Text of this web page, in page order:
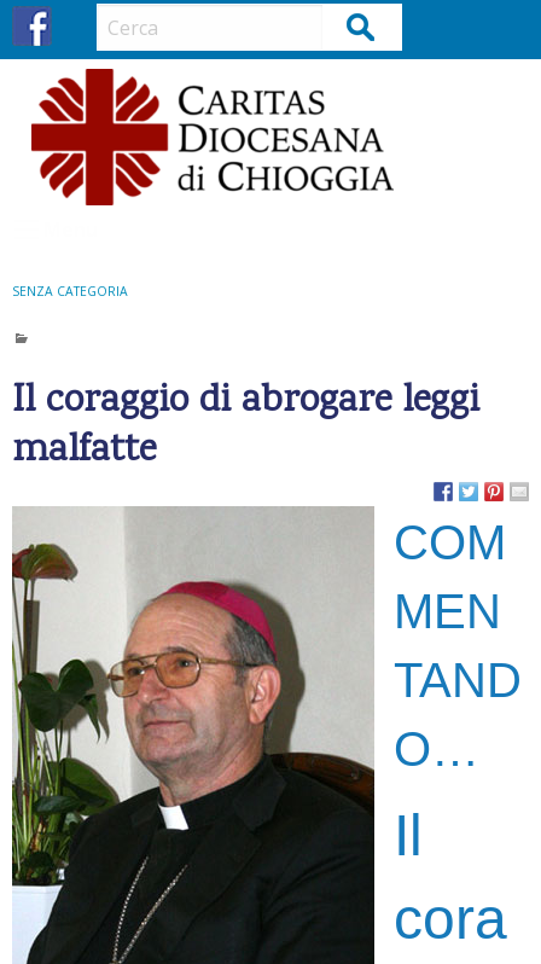
Cerca
SENZA CATEGORIA
Il coraggio di abrogare leggi
malfatte
COM
MEN
TAND
O…
Il
cora